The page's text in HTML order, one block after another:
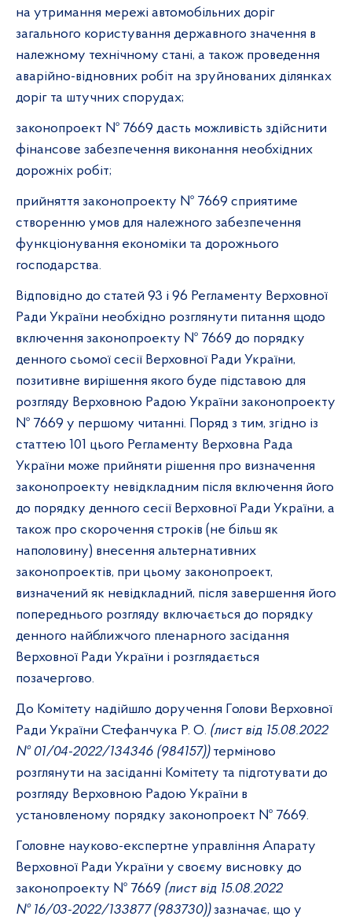
на утримання мережі автомобільних доріг
загального користування державного значення в
належному технічному стані, а також проведення
аварійно-відновних робіт на зруйнованих ділянках
доріг та штучних спорудах;
законопроект № 7669 дасть можливість здійснити
фінансове забезпечення виконання необхідних
дорожніх робіт;
прийняття законопроекту № 7669 сприятиме
створенню умов для належного забезпечення
функціонування економіки та дорожнього
господарства.
Відповідно до статей 93 і 96 Регламенту Верховної
Ради України необхідно розглянути питання щодо
включення законопроекту № 7669 до порядку
денного сьомої сесії Верховної Ради України,
позитивне вирішення якого буде підставою для
розгляду Верховною Радою України законопроекту
№ 7669 у першому читанні. Поряд з тим, згідно із
статтею 101 цього Регламенту Верховна Рада
України може прийняти рішення про визначення
законопроекту невідкладним після включення його
до порядку денного сесії Верховної Ради України, а
також про скорочення строків (не більш як
наполовину) внесення альтернативних
законопроектів, при цьому законопроект,
визначений як невідкладний, після завершення його
попереднього розгляду включається до порядку
денного найближчого пленарного засідання
Верховної Ради України і розглядається
позачергово.
До Комітету надійшло доручення Голови Верховної
Ради України Стефанчука Р. О. (лист від 15.08.2022
№ 01/04-2022/134346 (984157))терміново
розглянути на засіданні Комітету та підготувати до
розгляду Верховною Радою України в
установленому порядку законопроект № 7669.
Головне науково-експертне управління Апарату
Верховної Ради України у своєму висновку до
законопроекту № 7669 (лист від 15.08.2022
№ 16/03-2022/133877 (983730))зазначає, що у